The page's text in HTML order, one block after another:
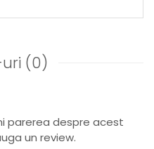
(0)
parerea despre acest
un review.